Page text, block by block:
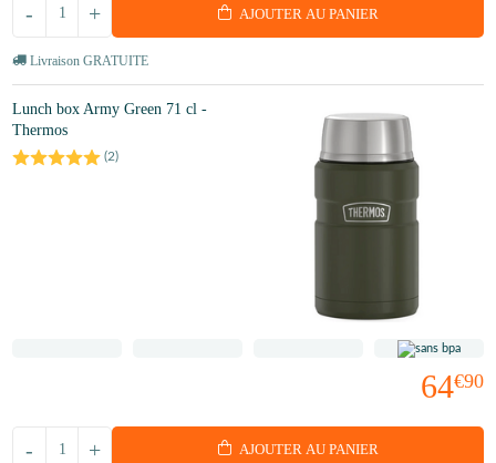
+
- AJOUTER AU PANIER
Livraison GRATUITE
Lunch box Army Green 71 cl -
Thermos
(2)
64€90
+
- AJOUTER AU PANIER